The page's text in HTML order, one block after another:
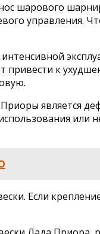
шарового
привести к
является
или
Если